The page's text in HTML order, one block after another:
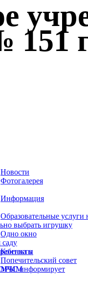
151
выбрать игрушку
саду
в
Новости
Фотогалерея
Информация
Образовательные услуги
Одно окно
Контакты
Попечительский совет
МЧС информирует